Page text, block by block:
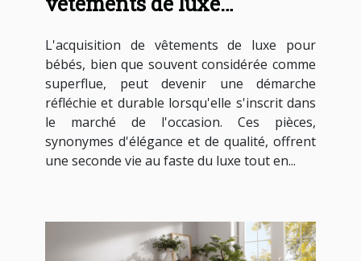
L'acquisition de vêtements de luxe pour
bébés, bien que souvent considérée comme
superflue, peut devenir une démarche
réfléchie et durable lorsqu'elle s'inscrit dans
le marché de l'occasion. Ces pièces,
synonymes d'élégance et de qualité, offrent
une seconde vie au faste du luxe tout en...